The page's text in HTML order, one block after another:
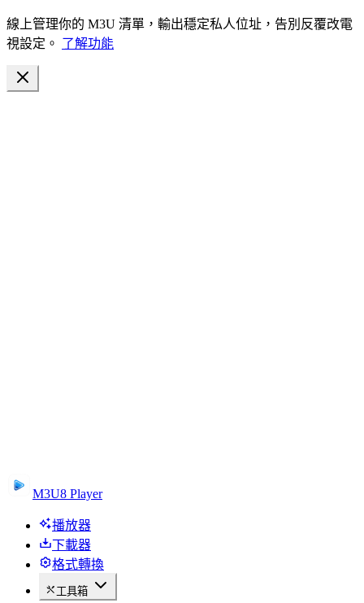
線上管理你的 M3U 清單，輸出穩定私人位址，告別反覆改電
視設定。 了解功能
M3U8 Player
播放器
下載器
格式轉換
工具箱